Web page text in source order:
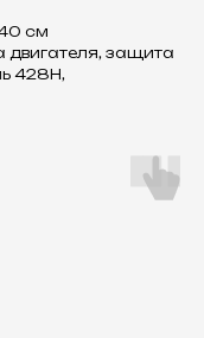
см
двигателя, защита
428H,